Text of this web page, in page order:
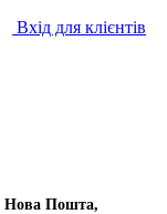
Вхід для клієнтів
Нова Пошта,